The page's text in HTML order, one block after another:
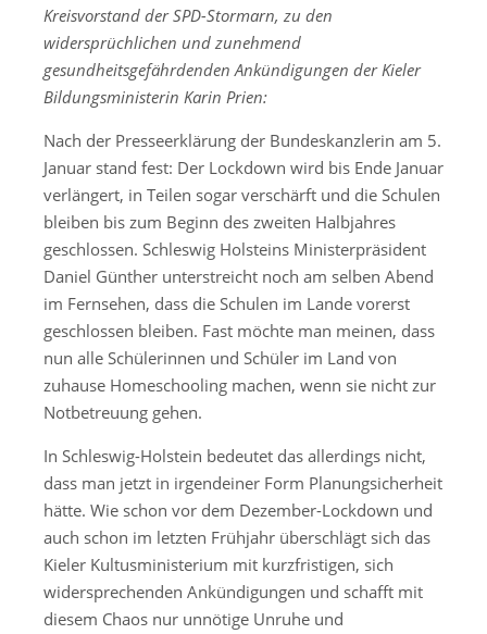
Kreisvorstand der SPD-Stormarn, zu den
widersprüchlichen und zunehmend
gesundheitsgefährdenden Ankündigungen der Kieler
Bildungsministerin Karin Prien:
Nach der Presseerklärung der Bundeskanzlerin am 5.
Januar stand fest: Der Lockdown wird bis Ende Januar
verlängert, in Teilen sogar verschärft und die Schulen
bleiben bis zum Beginn des zweiten Halbjahres
geschlossen. Schleswig Holsteins Ministerpräsident
Daniel Günther unterstreicht noch am selben Abend
im Fernsehen, dass die Schulen im Lande vorerst
geschlossen bleiben. Fast möchte man meinen, dass
nun alle Schülerinnen und Schüler im Land von
zuhause Homeschooling machen, wenn sie nicht zur
Notbetreuung gehen.
In Schleswig-Holstein bedeutet das allerdings nicht,
dass man jetzt in irgendeiner Form Planungsicherheit
hätte. Wie schon vor dem Dezember-Lockdown und
auch schon im letzten Frühjahr überschlägt sich das
Kieler Kultusministerium mit kurzfristigen, sich
widersprechenden Ankündigungen und schafft mit
diesem Chaos nur unnötige Unruhe und